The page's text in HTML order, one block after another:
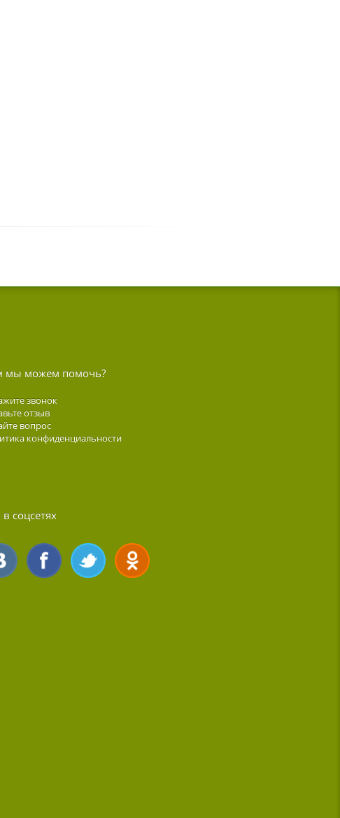
мы можем помочь?
звонок
отзыв
вопрос
конфиденциальности
соцсетях